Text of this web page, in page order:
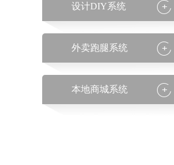
设计DIY系统
外卖跑腿系统
本地商城系统